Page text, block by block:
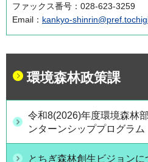
ファックス番号：028-623-3259
Email： kankyo-
環境森林政策課
令和8(2026)年度環境森林
ンターンシッププログラム
とちぎ森林創生ビジョンに